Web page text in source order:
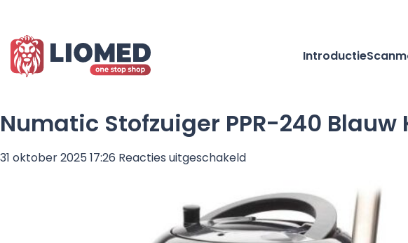
Introductie
Numatic Stofzuiger PPR-240 Blauw
31 oktober 2025 17:26 Reacties uitgeschakeldvoor
Stofzuiger
PPR-
240